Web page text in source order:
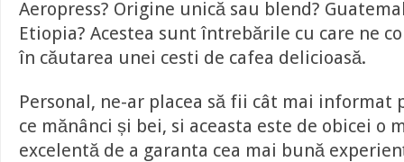
Aeropress? Origine unică sau blend?
Etiopia? Acestea sunt întrebările cu care ne
în căutarea unei cesti de cafea delicioasă.
Personal, ne-ar placea să fii cât mai informat
ce mănânci și bei, si aceasta este de obicei o
excelentă de a garanta cea mai bună